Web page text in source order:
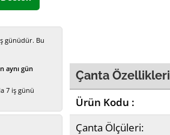
Çanta
Çantalar
günüdür. Bu
aynı gün
7 iş günü
Çanta Özellikleri
Ürün Kodu :
Çanta Ölçüleri: